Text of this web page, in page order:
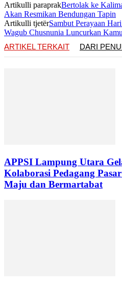
Artikulli paraprakBertolak ke
Akan Resmikan Bendungan Tapin
Artikulli tjetërSambut Perayaan
Wagub Chusnunia Luncurkan
ARTIKEL TERKAIT
DARI
APPSI Lampung Utara
Kolaborasi Pedagang
Maju dan Bermartabat